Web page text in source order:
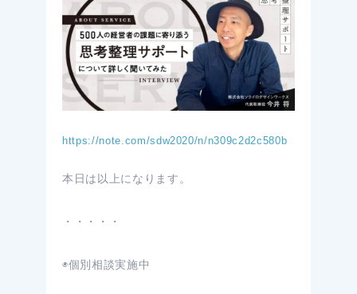
https://note.com/sdw2020/n/n309c2d2c580b
本日は以上になります。
・・・・・
◉個別相談実施中